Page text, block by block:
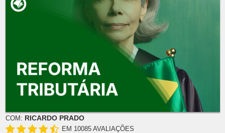
COM: RICARDO PRADO
EM 10085 AVALIAÇÕES